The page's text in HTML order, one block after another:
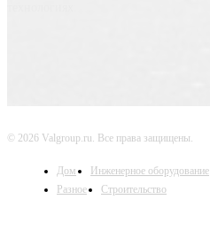
© 2026 Valgroup.ru. Все права защищены.
Дом Инженерное оборудование
Разное
Строительство